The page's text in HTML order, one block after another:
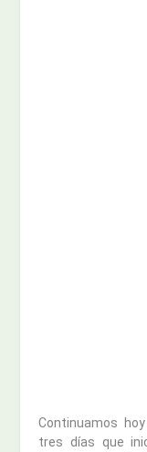
Continuamos
tres días que